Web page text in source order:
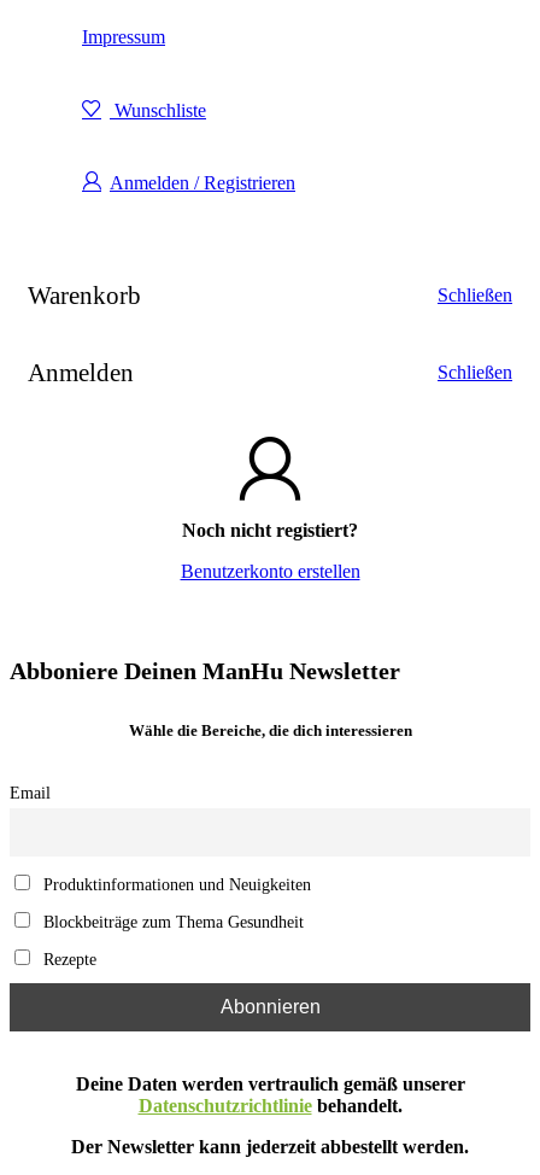
Impressum
Wunschliste
Anmelden / Registrieren
Warenkorb Schließen
Anmelden Schließen
Noch nicht registiert?
Benutzerkonto erstellen
Abboniere Deinen ManHu Newsletter
Wähle die Bereiche, die dich interessieren
Email
Produktinformationen und Neuigkeiten
Blockbeiträge zum Thema Gesundheit
Rezepte
Deine Daten werden vertraulich gemäß unserer
Datenschutzrichtlinie behandelt.
Der Newsletter kann jederzeit abbestellt werden.